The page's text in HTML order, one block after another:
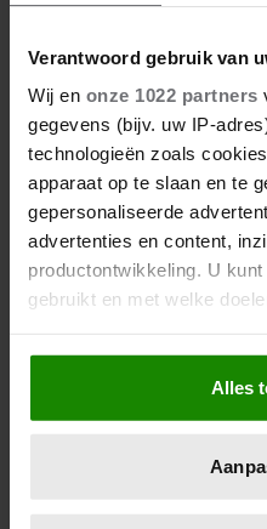
Verantwoord gebruik van
Wij en onze 1022 partners
gegevens (bijv. uw IP-
technologieën zoals
apparaat op te slaan en te
gepersonaliseerde
advertenties en content,
productontwikkeling. U
gebruikt en met welke
Als u het toestaat, willen
Informatie
locatie, die tot een
scannen op specifieke
Alles
22/10/2025
NOORS PALEIS
ONWAARHEDEN’
HØIBY